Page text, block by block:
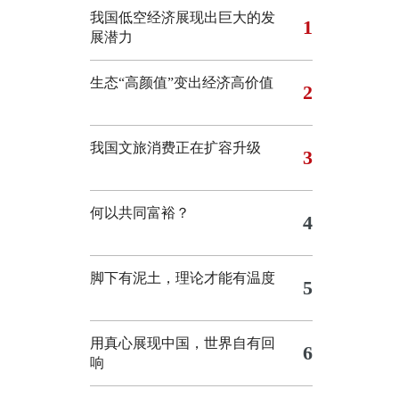
我国低空经济展现出巨大的发
展潜力
1
生态“高颜值”变出经济高价值 2
我国文旅消费正在扩容升级 3
何以共同富裕？ 4
脚下有泥土，理论才能有温度 5
用真心展现中国，世界自有回
响
6